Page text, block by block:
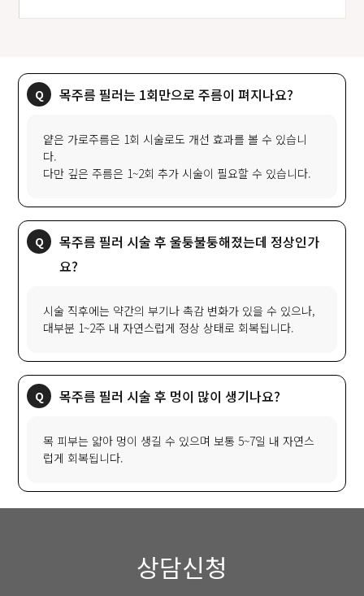
목주름 필러는 1회만으로 주름이 펴지나요?
얕은 가로주름은 1회 시술로도 개선 효과를 볼 수 있습니
다.
다만 깊은 주름은 1~2회 추가 시술이 필요할 수 있습니다.
목주름 필러 시술 후 울퉁불퉁해졌는데 정상인가
요?
시술 직후에는 약간의 부기나 촉감 변화가 있을 수 있으나,
대부분 1~2주 내 자연스럽게 정상 상태로 회복됩니다.
목주름 필러 시술 후 멍이 많이 생기나요?
목 피부는 얇아 멍이 생길 수 있으며 보통 5~7일 내 자연스
럽게 회복됩니다.
상담신청